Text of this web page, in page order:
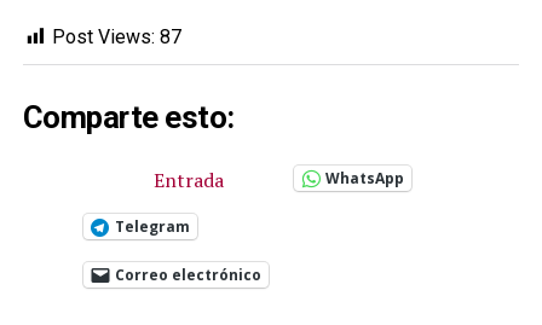
Post Views: 87
Comparte esto:
Entrada WhatsApp
Telegram
Correo electrónico